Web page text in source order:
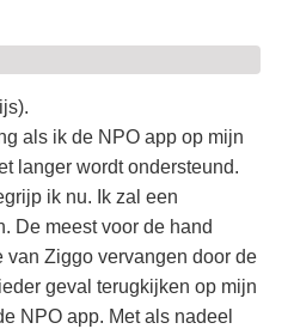
als ik de NPO app op mijn
langer wordt ondersteund.
ik nu. Ik zal een
De meest voor de hand
van Ziggo vervangen door de
geval terugkijken op mijn
NPO app. Met als nadeel